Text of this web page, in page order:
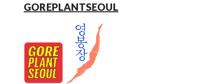
GOREPLANTSEOUL